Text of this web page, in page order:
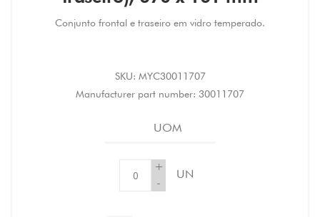
Conjunto frontal e traseiro em vidro temperado.
SKU: MYC30011707
Manufacturer part number: 30011707
UOM
+
-
UN